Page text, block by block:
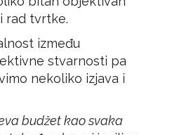
rad tvrtke.
između
stvarnosti pa
nekoliko izjava i
budžet kao svaka